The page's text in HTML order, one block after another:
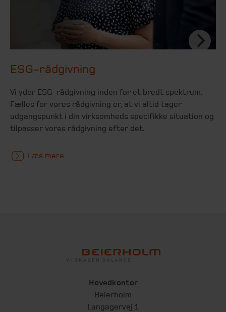
ESG-rådgivning
Vi yder ESG-rådgivning inden for et bredt spektrum.
Fælles for vores rådgivning er, at vi altid tager
udgangspunkt i din virksomheds specifikke situation og
tilpasser vores rådgivning efter det.
Læs mere
Hovedkontor
Beierholm
Langagervej 1